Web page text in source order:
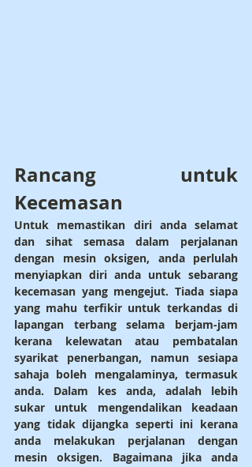
Rancang untuk
Kecemasan
Untuk memastikan diri anda selamat
dan sihat semasa dalam perjalanan
dengan mesin oksigen, anda perlulah
menyiapkan diri anda untuk sebarang
kecemasan yang mengejut. Tiada siapa
yang mahu terfikir untuk terkandas di
lapangan terbang selama berjam-jam
kerana kelewatan atau pembatalan
syarikat penerbangan, namun sesiapa
sahaja boleh mengalaminya, termasuk
anda. Dalam kes anda, adalah lebih
sukar untuk mengendalikan keadaan
yang tidak dijangka seperti ini kerana
anda melakukan perjalanan dengan
mesin oksigen. Bagaimana jika anda